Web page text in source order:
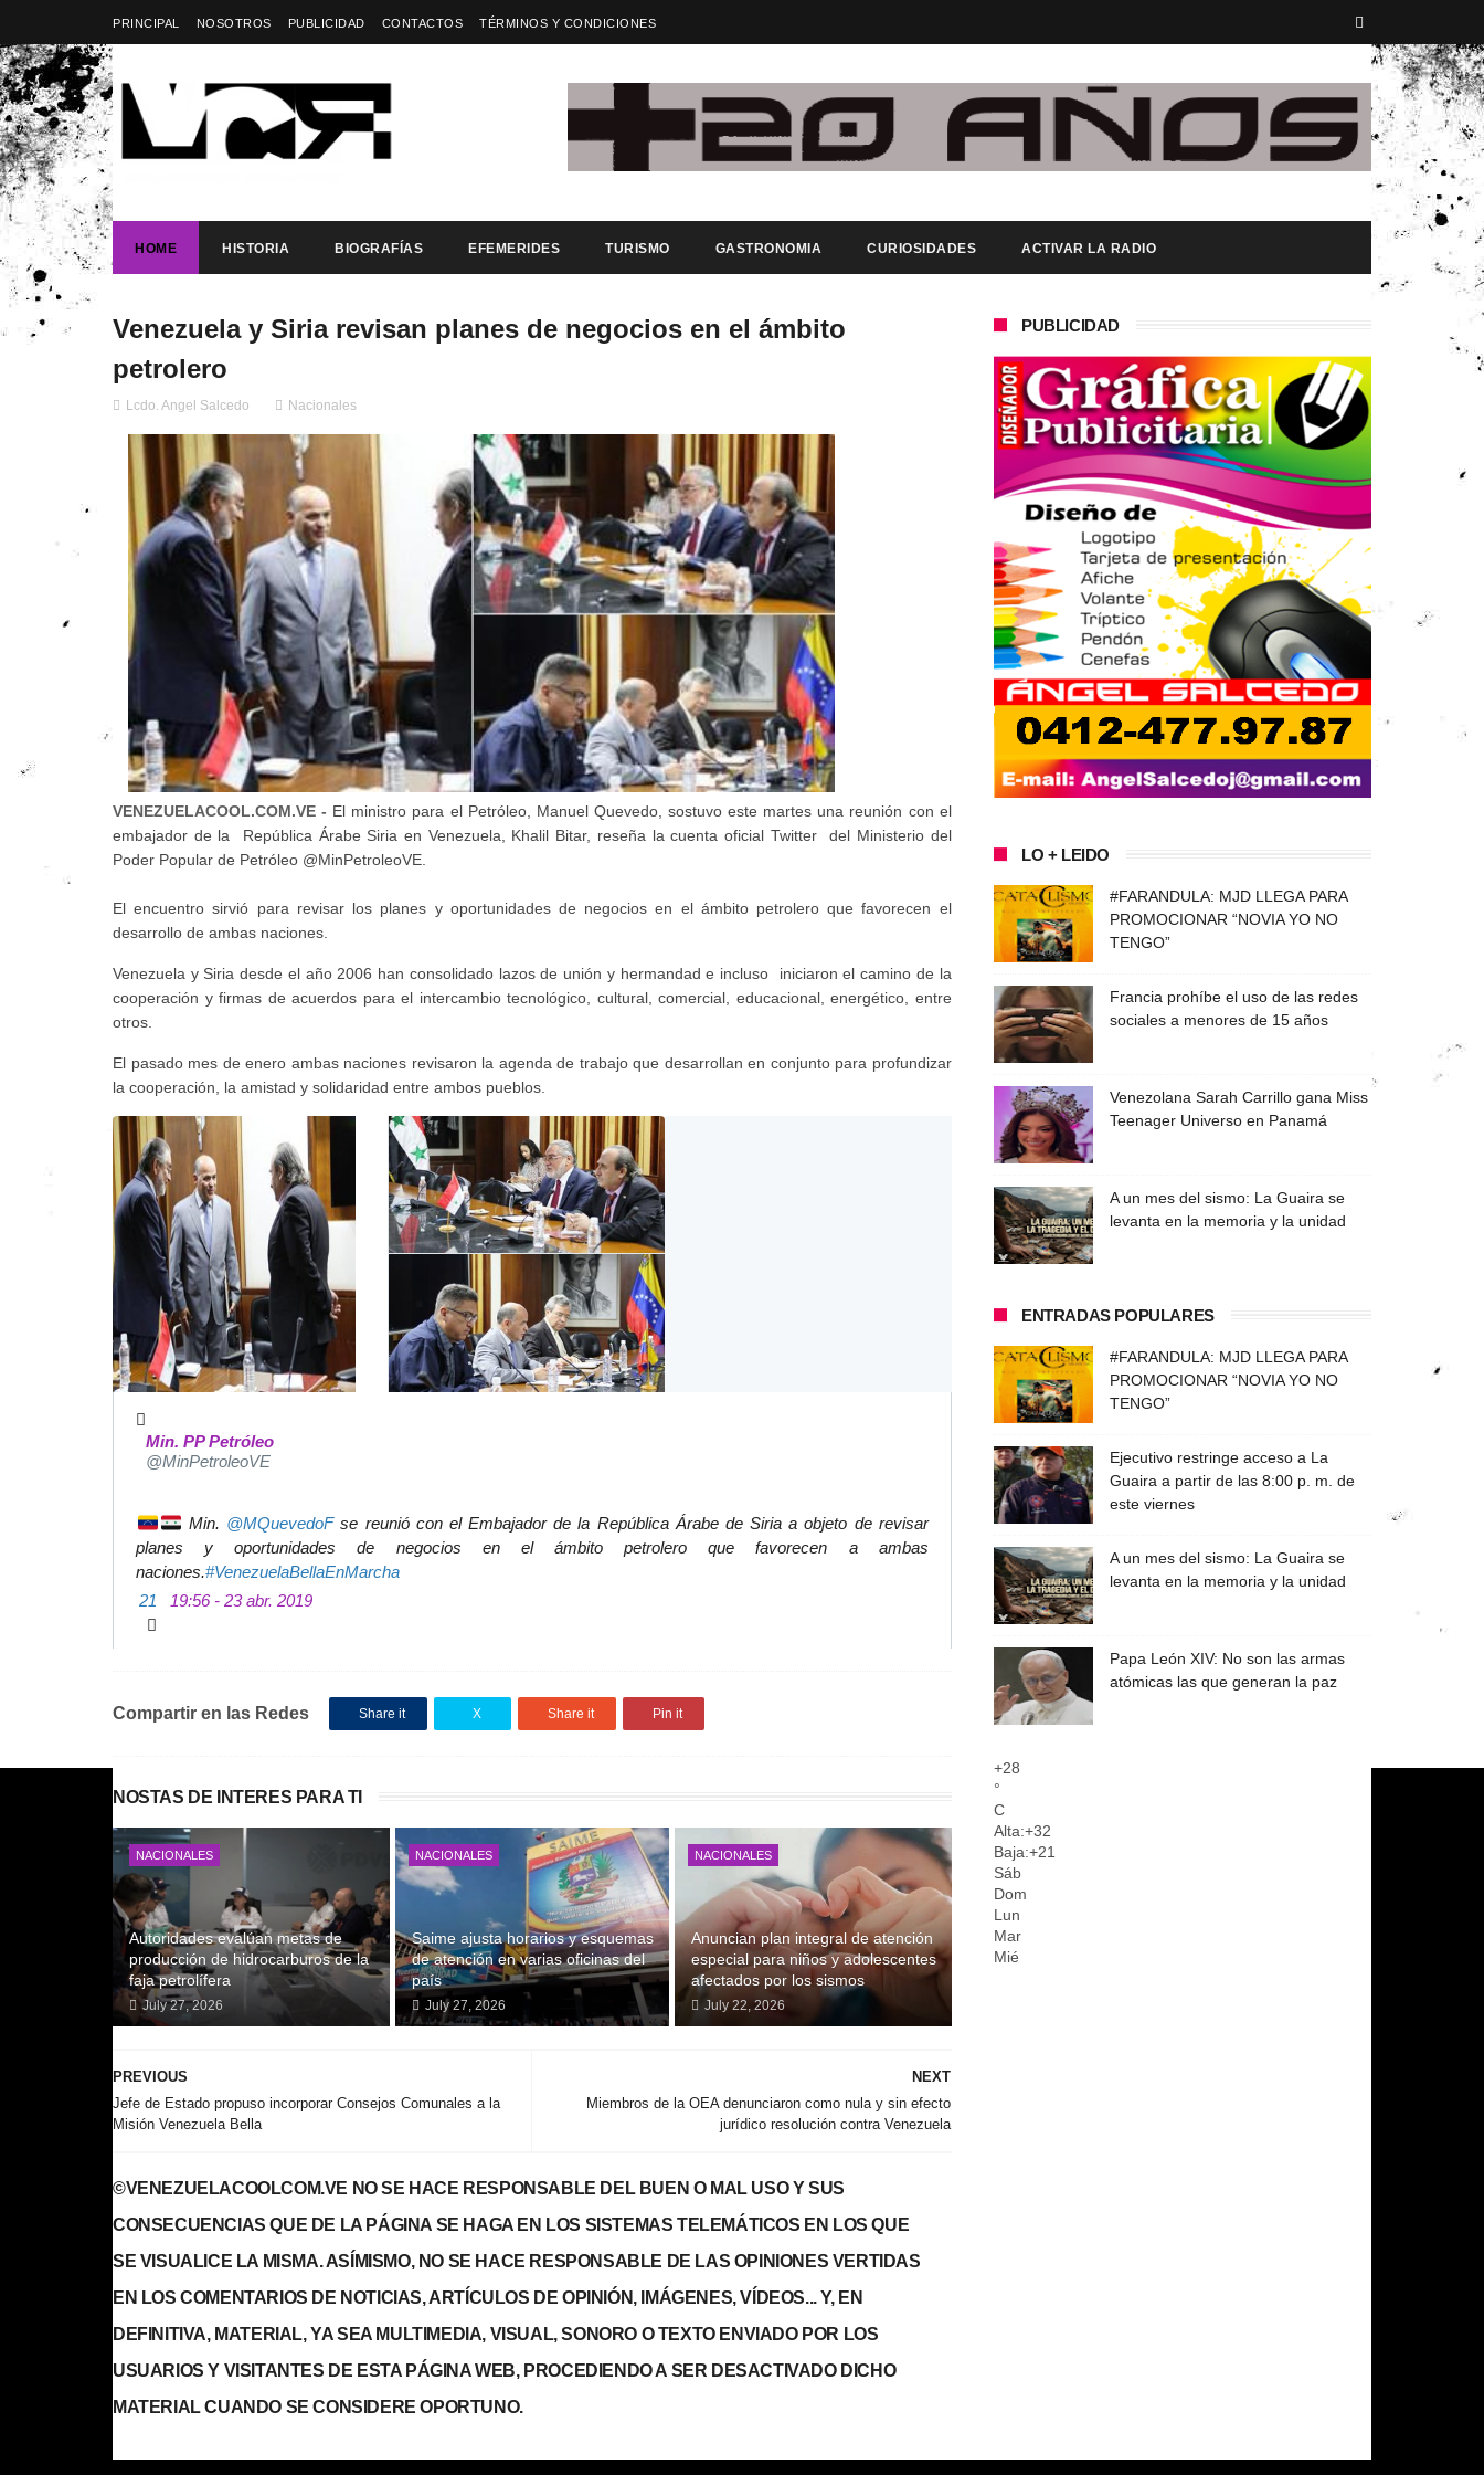
PRINCIPAL NOSOTROS PUBLICIDAD CONTACTOS TÉRMINOS Y CONDICIONES
HOME HISTORIA BIOGRAFÍAS EFEMERIDES TURISMO GASTRONOMIA CURIOSIDADES ACTIVAR LA RADIO
Venezuela y Siria revisan planes de negocios en el ámbito
petrolero
Lcdo. Angel Salcedo Nacionales
VENEZUELACOOL.COM.VE - El ministro para el Petróleo, Manuel Quevedo, sostuvo este martes una reunión con el
embajador de la República Árabe Siria en Venezuela, Khalil Bitar, reseña la cuenta oficial Twitter del Ministerio del
Poder Popular de Petróleo @MinPetroleoVE.
El encuentro sirvió para revisar los planes y oportunidades de negocios en el ámbito petrolero que favorecen el
desarrollo de ambas naciones.
Venezuela y Siria desde el año 2006 han consolidado lazos de unión y hermandad e incluso iniciaron el camino de la
cooperación y firmas de acuerdos para el intercambio tecnológico, cultural, comercial, educacional, energético, entre
otros.
El pasado mes de enero ambas naciones revisaron la agenda de trabajo que desarrollan en conjunto para profundizar
la cooperación, la amistad y solidaridad entre ambos pueblos.
Min. PP Petróleo
@MinPetroleoVE
Min. @MQuevedoF se reunió con el Embajador de la República Árabe de Siria a objeto de revisar
planes y oportunidades de negocios en el ámbito petrolero que favorecen a ambas
naciones.#VenezuelaBellaEnMarcha
21
19:56 - 23 abr. 2019
Compartir en las Redes Share it X Share it Pin it
NOSTAS DE INTERES PARA TI
NACIONALES
Autoridades evalúan metas de
producción de hidrocarburos de la
faja petrolífera
July 27, 2026
NACIONALES
Saime ajusta horarios y esquemas
de atención en varias oficinas del
país
July 27, 2026
NACIONALES
Anuncian plan integral de atención
especial para niños y adolescentes
afectados por los sismos
July 22, 2026
NEXT
Miembros de la OEA denunciaron como nula y sin efecto
jurídico resolución contra Venezuela
PREVIOUS
Jefe de Estado propuso incorporar Consejos Comunales a la
Misión Venezuela Bella
©VENEZUELACOOLCOM.VE NO SE HACE RESPONSABLE DEL BUEN O MAL USO Y SUS
CONSECUENCIAS QUE DE LA PÁGINA SE HAGA EN LOS SISTEMAS TELEMÁTICOS EN LOS QUE
SE VISUALICE LA MISMA. ASÍMISMO, NO SE HACE RESPONSABLE DE LAS OPINIONES VERTIDAS
EN LOS COMENTARIOS DE NOTICIAS, ARTÍCULOS DE OPINIÓN, IMÁGENES, VÍDEOS... Y, EN
DEFINITIVA, MATERIAL, YA SEA MULTIMEDIA, VISUAL, SONORO O TEXTO ENVIADO POR LOS
USUARIOS Y VISITANTES DE ESTA PÁGINA WEB, PROCEDIENDO A SER DESACTIVADO DICHO
MATERIAL CUANDO SE CONSIDERE OPORTUNO.
PUBLICIDAD
LO + LEIDO
#FARANDULA: MJD LLEGA PARA
PROMOCIONAR “NOVIA YO NO
TENGO”
Francia prohíbe el uso de las redes
sociales a menores de 15 años
Venezolana Sarah Carrillo gana Miss
Teenager Universo en Panamá
A un mes del sismo: La Guaira se
levanta en la memoria y la unidad
ENTRADAS POPULARES
#FARANDULA: MJD LLEGA PARA
PROMOCIONAR “NOVIA YO NO
TENGO”
Ejecutivo restringe acceso a La
Guaira a partir de las 8:00 p. m. de
este viernes
A un mes del sismo: La Guaira se
levanta en la memoria y la unidad
Papa León XIV: No son las armas
atómicas las que generan la paz
+28
°
C
Alta:+32
Baja:+21
Sáb
Dom
Lun
Mar
Mié